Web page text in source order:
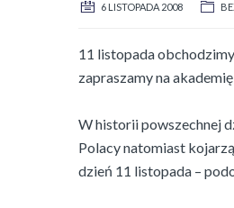
6 LISTOPADA 2008
11 listopada
zapraszamy na
W historii powszechnej
Polacy natomiast
dzień 11 listopada –